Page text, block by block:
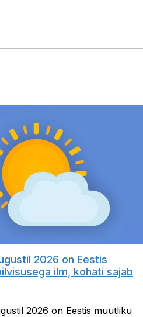
2026 on Eestis
ilm, kohati sajab
2026 on Eestis muutliku